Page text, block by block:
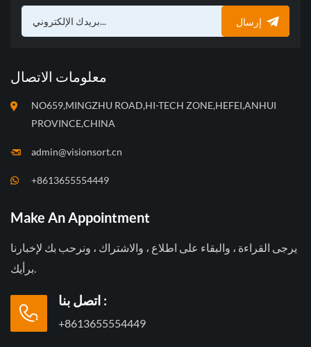
إرسال
معلومات الاتصال
NO659,MINGZHU ROAD,HI-TECH ZONE,HEFEI,ANHUI
PROVINCE,CHINA
admin@visionsort.cn
+8613655554449
Make An Appointment
يرجى القراءة ، والبقاء على اطلاع ، والاشتراك ، ونرحب بك لإخبارنا
برأيك.
اتصل بنا :
+8613655554449